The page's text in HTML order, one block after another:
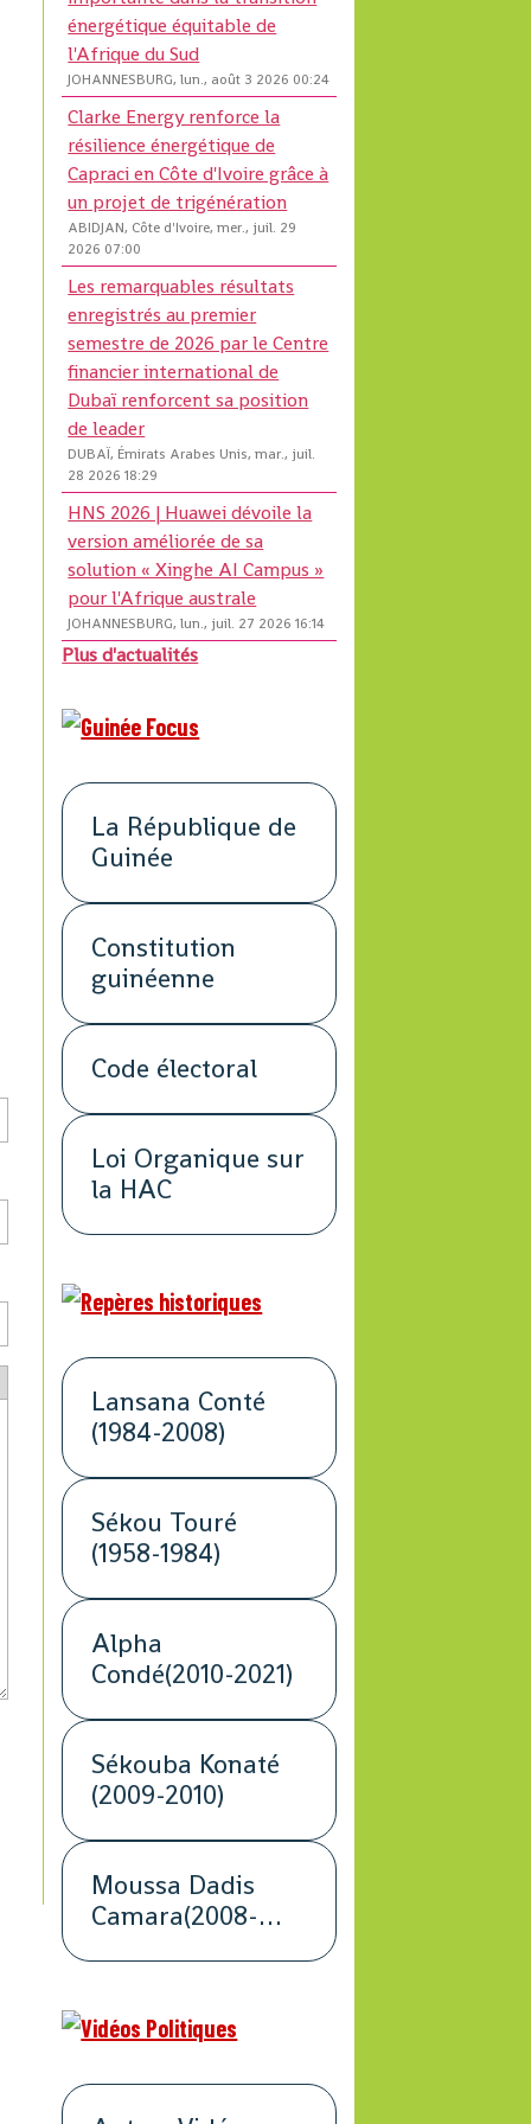
énergétique équitable de
l'Afrique du Sud
JOHANNESBURG, lun., août 3 2026 00:24
Clarke Energy renforce la
résilience énergétique de
Capraci en Côte d'Ivoire grâce à
un projet de trigénération
ABIDJAN, Côte d'Ivoire, mer., juil. 29
2026 07:00
Les remarquables résultats
enregistrés au premier
semestre de 2026 par le Centre
financier international de
Dubaï renforcent sa position
de leader
DUBAÏ, Émirats Arabes Unis, mar., juil.
28 2026 18:29
HNS 2026 | Huawei dévoile la
version améliorée de sa
solution « Xinghe AI Campus »
pour l'Afrique australe
JOHANNESBURG, lun., juil. 27 2026 16:14
Plus d'actualités
La République de
Guinée
Constitution
guinéenne
Code électoral
Loi Organique sur
la HAC
Lansana Conté
(1984-2008)
Sékou Touré
(1958-1984)
Alpha
Condé(2010-2021)
Sékouba Konaté
(2009-2010)
Moussa Dadis
Camara(2008-